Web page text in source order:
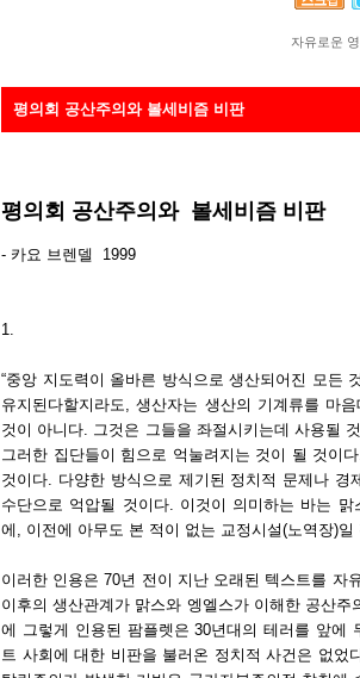
자유로운
평의회 공산주의와 볼세비즘 비판
평의회 공산주의와 볼세비즘 비판
- 카요 브렌델 1999
1.
“중앙 지도력이 올바른 방식으로 생산되어진 모든
유지된다할지라도, 생산자는 생산의 기계류를 마
것이 아니다. 그것은 그들을 좌절시키는데 사용될
그러한 집단들이 힘으로 억눌려지는 것이 될 것이
것이다. 다양한 방식으로 제기된 정치적 문제나
수단으로 억압될 것이다. 이것이 의미하는 바는
에, 이전에 아무도 본 적이 없는 교정시설(노역장)일
이러한 인용은 70년 전이 지난 오래된 텍스트를 자
이후의 생산관계가 맑스와 엥엘스가 이해한 공산
에 그렇게 인용된 팜플렛은 30년대의 테러를 앞에
트 사회에 대한 비판을 불러온 정치적 사건은 없